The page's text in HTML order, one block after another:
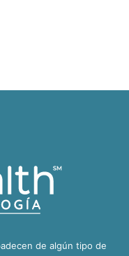
de algún tipo de